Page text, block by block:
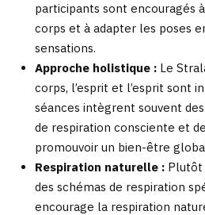
participants sont encouragés
corps et à adapter les poses
sensations.
Approche holistique : Le
corps, l’esprit et l’esprit sont
séances intègrent souvent
de respiration consciente et
promouvoir un bien-être
Respiration naturelle : Plutôt
des schémas de respiration
encourage la respiration